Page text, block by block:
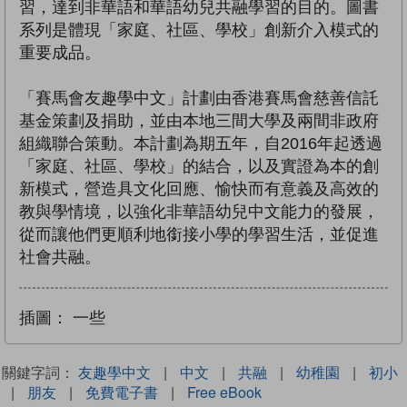
習，達到非華語和華語幼兒共融學習的目的。圖書
系列是體現「家庭、社區、學校」創新介入模式的
重要成品。
「賽馬會友趣學中文」計劃由香港賽馬會慈善信託
基金策劃及捐助，並由本地三間大學及兩間非政府
組織聯合策動。本計劃為期五年，自2016年起透過
「家庭、社區、學校」的結合，以及實證為本的創
新模式，營造具文化回應、愉快而有意義及高效的
教與學情境，以強化非華語幼兒中文能力的發展，
從而讓他們更順利地銜接小學的學習生活，並促進
社會共融。
插圖： 一些
關鍵字詞： 友趣學中文 | 中文 | 共融 | 幼稚園 |
初小
|
朋友 | 免費電子書 | Free eBook